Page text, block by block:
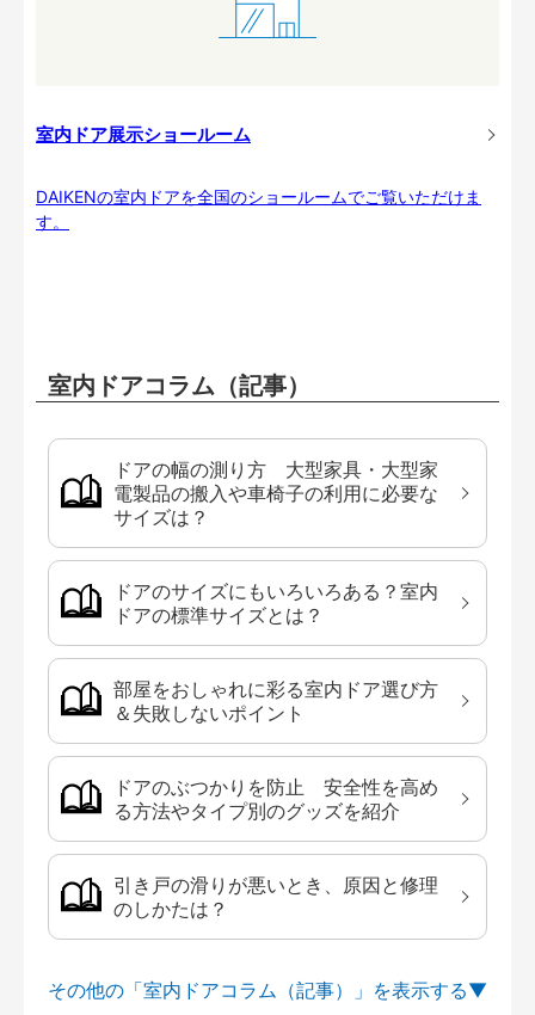
室内ドア展示ショールーム
DAIKENの室内ドアを全国のショールームでご覧いただけま
す。
室内ドアコラム（記事）
ドアの幅の測り方 大型家具・大型家
電製品の搬入や車椅子の利用に必要な
サイズは？
ドアのサイズにもいろいろある？室内
ドアの標準サイズとは？
部屋をおしゃれに彩る室内ドア選び方
＆失敗しないポイント
ドアのぶつかりを防止 安全性を高め
る方法やタイプ別のグッズを紹介
引き戸の滑りが悪いとき、原因と修理
のしかたは？
その他の「室内ドアコラム（記事）」を